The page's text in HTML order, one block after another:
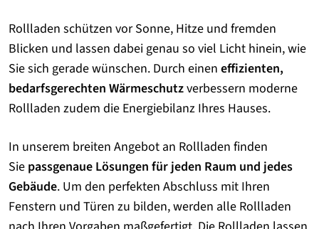
Rollladen schützen vor Sonne, Hitze und fremden
Blicken und lassen dabei genau so viel Licht hinein, wie
Sie sich gerade wünschen. Durch einen effizienten,
bedarfsgerechten Wärmeschutzverbessern moderne
Rollladen zudem die Energiebilanz Ihres Hauses.
In unserem breiten Angebot an Rollladen finden
Sie passgenaue Lösungen für jeden Raum und jedes
Gebäude. Um den perfekten Abschluss mit Ihren
Fenstern und Türen zu bilden, werden alle Rollladen